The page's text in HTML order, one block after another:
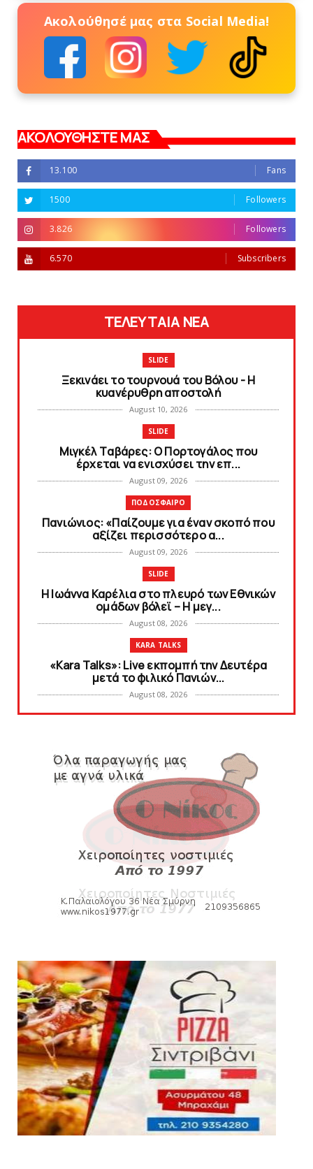
Ακολούθησέ μας στα Social Media!
ΑΚΟΛΟΥΘΗΣΤΕ ΜΑΣ
13.100 Fans
1500 Followers
3.826 Followers
6.570 Subscribers
ΤΕΛΕΥΤΑΙΑ ΝΕΑ
SLIDE
Ξεκινάει το τουρνουά του Βόλου - H
κυανέρυθρη αποστολή
August 10, 2026
SLIDE
Mιγκέλ Tαβάρες: O Πορτογάλος που
έρχεται να ενισχύσει την επ...
August 09, 2026
ΠΟΔΟΣΦΑΙΡΟ
Πανιώνιoς: «Παίζουμε για έναν σκοπό που
αξίζει περισσότερο α...
August 09, 2026
SLIDE
Η Ιωάννα Καρέλια στο πλευρό των Εθνικών
ομάδων βόλεϊ – H μεγ...
August 08, 2026
KARA TALKS
«Kara Talks»: Live εκπομπή την Δευτέρα
μετά το φιλικό Πανιών...
August 08, 2026
HEADLINES
August 08, 2026
SLIDE
Tα εισιτήρια για το φιλικό τουρνουά του
Bόλου
August 08, 2026
SUPERLEAGUE2
SL2: Η μέρα και ο τόπος της κλήρωσης του
πρωταθλήματος
August 08, 2026
August 07, 2026
KARA TALKS
«Kara Talks»: LIVE 21:00
August 07, 2026